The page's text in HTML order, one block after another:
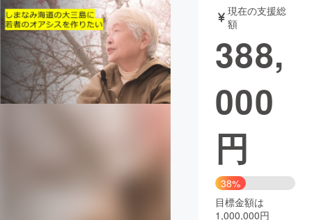
アート・写真 音楽
テクノロジー・ガジェット ゲーム・サ
映像・映画
CAMPFIRE Creation
現在の支援総
額
388,
000
円
38%
目標金額は
1,000,000円